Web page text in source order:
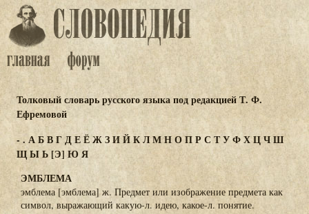
Толковый словарь русского языка под редакцией Т. Ф.
Ефремовой
- . АБВГДЕЁЖЗИЙКЛМНОПР С ТУФХЦЧШ
ЩЫЬ[Э] ЮЯ
ЭМБЛЕМА
эмблема [эмблема] ж. Предмет или изображение предмета как
символ, выражающий какую-л. идею, какое-л. понятие.